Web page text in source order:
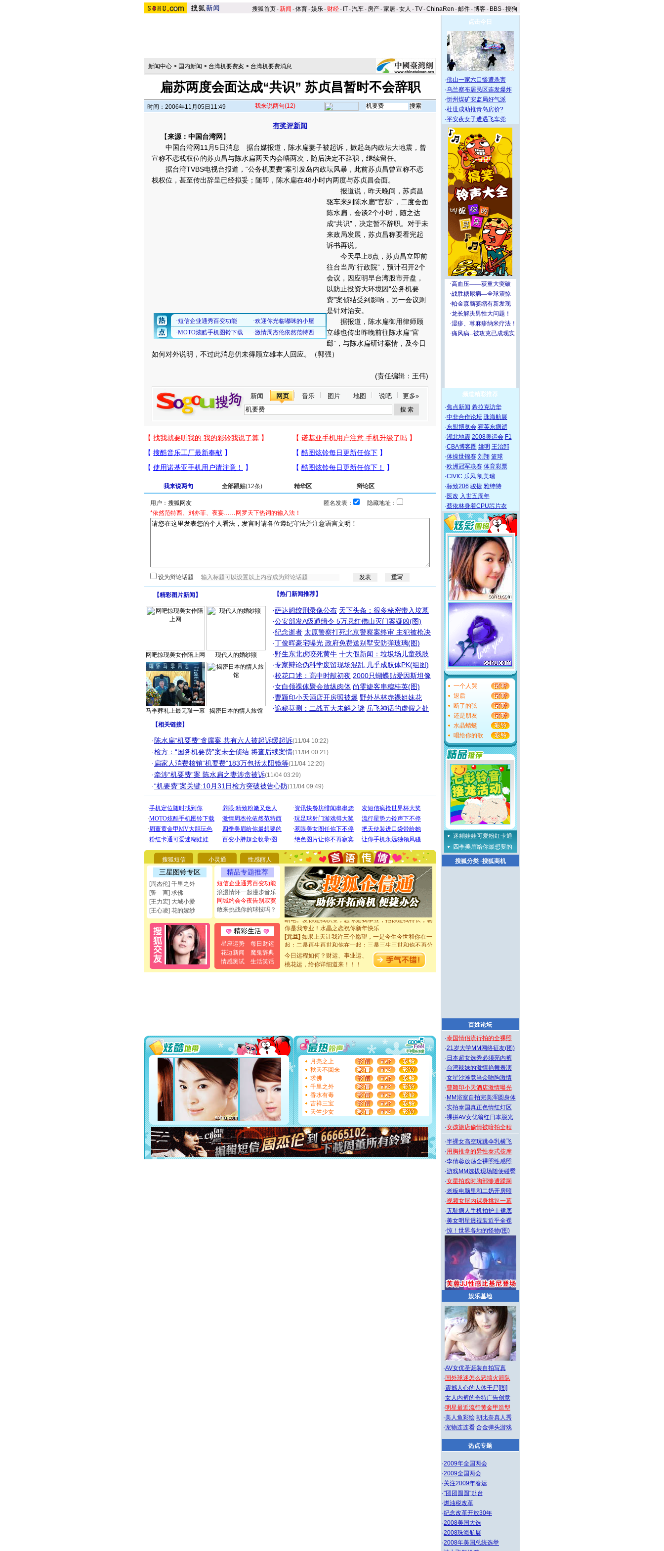
搜狐首页-新闻 -体育-娱乐- 财经- IT-汽车- 房产-家居-女人 -TV-ChinaRen -邮件-博客- BBS-搜狗
新闻中心 > 国内新闻 > 台湾机要费案 > 台湾机要费消息
扁苏两度会面达成“共识” 苏贞昌暂时不会辞职
时间：2006年11月05日11:49 我来说两句(12)
有奖评新闻
【来源：中国台湾网 】
中国台湾网11月5日消息 据台媒报道，陈水扁妻子被起诉，掀起岛内政坛大地震，曾
宣称不恋栈权位的苏贞昌与陈水扁两天内会晤两次，随后决定不辞职，继续留任。
据台湾TVBS电视台报道，“公务机要费”案引发岛内政坛风暴，此前苏贞昌曾宣称不恋
栈权位，甚至传出辞呈已经拟妥；随即，陈水扁在48小时内两度与苏贞昌会面。
报道说，昨天晚间，苏贞昌
驱车来到陈水扁“官邸“，二度会面
陈水扁，会谈2个小时，随之达
成“共识”，决定暂不辞职。对于未
来政局发展，苏贞昌称要看完起
诉书再说。
今天早上8点，苏贞昌立即前
往台当局“行政院”，预计召开2个
会议，因应明早台湾股市开盘，
以防止投资大环境因“公务机要
费”案侦结受到影响，另一会议则
是针对治安。
据报道，陈水扁御用律师顾
立雄也传出昨晚前往陈水扁“官
邸”，与陈水扁研讨案情，及今日
如何对外说明，不过此消息仍未得顾立雄本人回应。（郭强）
(责任编辑：王伟)
新闻 网页 音乐 图片 地图 说吧 更多»
我来说两句 全部跟贴(12条) 精华区 辩论区
用户： 匿名发表：
隐藏地址：
*依然范特西、刘亦菲、夜宴……网罗天下热词的输入法！
设为辩论话题
【精彩图片新闻 】
网吧惊现美女作陪上网 现代人的婚纱照
马季葬礼上最无耻一幕 揭密日本的情人旅馆
【热门新闻推荐】
·萨达姆绞刑录像公布 天下头条：很多秘密带入坟墓
·公安部发A级通缉令 5万悬红佛山灭门案疑凶(图)
·纪念逝者 太原警察打死北京警察案终审 主犯被枪决
·丁俊晖豪宅曝光 政府免费送别墅安防弹玻璃(图)
·野生东北虎咬死黄牛 十大假新闻：垃圾场儿童残肢
·专家辩论伪科学废留现场混乱 几乎成肢体PK(组图)
·校花口述：高中时献初夜 2000只蝴蝶贴爱因斯坦像
·女白领祼体聚会放纵肉体 尚雯婕客串穆桂英(图)
·曹颖印小天酒店开房照被爆 野外丛林赤裸姐妹花
·诡秘莫测：二战五大未解之谜 岳飞神话的虚假之处
【相关链接】
· 陈水扁“机要费”贪腐案 共有六人被起诉缓起诉(11/04 10:22)
·检方：“国务机要费”案未全侦结 将查后续案情(11/04 00:21)
· 扁家人消费核销“机要费”183万包括太阳镜等(11/04 12:20)
·牵涉“机要费”案 陈水扁之妻涉贪被诉(11/04 03:29)
·“机要费”案关键:10月31日检方突破被告心防(11/04 09:49)
搜狐短信 小灵通 性感丽人
三星图铃专区
[周杰伦] 千里之外
[誓 言] 求佛
[王力宏] 大城小爱
[王心凌] 花的嫁纱
精品专题推荐
短信企业通秀百变功能
浪漫情怀一起漫步音乐
同城约会今夜告别寂寞
敢来挑战你的球技吗？
精彩生活
星座运势
每日财运
花边新闻
魔鬼辞典
情感测试
生活笑话
[圣诞节]圣诞节到了，想想没什么送给你的，又不打算给
要平安！千万要知足！千万不要忘记我！
[圣诞节]不只这样的日子才会想起你,而是这样的日子才
能正大光明地骚扰你,告诉你,圣诞要快乐!新年要快乐!天天
都要快乐噢!
[圣诞节]奉上一颗祝福的心,在这个特别的日子里,愿幸福,
如意,快乐,鲜花,一切美好的祝愿与你同在.圣诞快乐!
[元旦]看到你我会触电；看不到你我要充电；没有你我会
断电。爱你是我职业，想你是我事业，抱你是我特长，吻
你是我专业！水晶之恋祝你新年快乐
[元旦]如果上天让我许三个愿望，一是今生今世和你在一
起；二是再生再世和你在一起；三是三生三世和你不再分
离。水晶之恋祝你新年快乐
[元旦]当我狠下心扭头离去那一刻，你在我身后无助地哭
泣，这痛楚让我明白我多么爱你。我转身抱住你：这猪不
卖了。水晶之恋祝你新年快乐。
你太多，只有给你五千万：千万快乐！千万要健康！千万
要平安！千万要知足！千万不要忘记我！
[圣诞节]
不只这样的日子才会想起你,而是这样的日子才
能正大光明地骚扰你,告诉你,圣诞要快乐!新年要快乐!天天
都要快乐噢!
[圣诞节]
奉上一颗祝福的心,在这个特别的日子里,愿幸福,
如意,快乐,鲜花,一切美好的祝愿与你同在.圣诞快乐!
[元旦]
看到你我会触电；看不到你我要充电；没有你我会
断电。爱你是我职业，想你是我事业，抱你是我特长，吻
你是我专业！水晶之恋祝你新年快乐
[元旦]如果上天让我许三个愿望，一是今生今世和你在一
起；二是再生再世和你在一起；三是三生三世和你不再分
离。水晶之恋祝你新年快乐
[元旦]当我狠下心扭头离去那一刻，你在我身后无助地哭
泣，这痛楚让我明白我多么爱你。我转身抱住你：这猪不
今日运程如何？财运、事业运、
桃花运，给你详细道来！！！
月亮之上
秋天不回来
求佛
千里之外
香水有毒
吉祥三宝
天竺少女
点击今日
·佛山一家六口惨遭杀害
·乌兰察布居民区连发爆炸
·忻州煤矿安监局好气派
·杜世成助推青岛房价?
·平安夜女子遭遇飞车党
频道精彩推荐
·焦点新闻 希拉克访华
·中非合作论坛 珠海航展
·东盟博览会 霍英东病逝
·湖北地震 2008奥运会 F1
·CBA博客圈 姚明 王治郅
·体操世锦赛 刘翔 篮球
·欧洲冠军联赛 体育彩票
·CIVIC 乐风 凯美瑞
·标致206 骏捷 雅绅特
· 医改 入世五周年
·蔡依林身着CPU芯片衣
一个人哭
退后
断了的弦
还是朋友
水晶蜻蜓
唱给你的歌
迷糊娃娃可爱粉红卡通
四季美眉给你最想要的
搜狐分类·搜狐商机
百姓论坛
·泰国情侣流行拍的全裸照
·21岁大学MM网络征友(图)
· 日本超女选秀必须亮内裤
·台湾辣妹的激情艳舞表演
·女星沙滩竟当众吻胸激情
·曹颖印小天酒店激情曝光
· MM浴室自拍完美浑圆身体
·实拍泰国真正色情红灯区
·裸拼AV女优翁红日本脱光
·女孩旅店偷情被暗拍全程
·半裸女高空玩跳伞乳横飞
·用胸推拿的异性泰式按摩
·李倩蓉放荡全裸照性感照
·游戏MM选拔现场随便碰臀
·女星拍戏时胸部惨遭蹂躏
·老板电脑里和二奶开房照
·视频女屋内裸身挑逗一幕
·无耻病人手机拍护士裙底
·美女明星透视装近乎全裸
·惊！世界各地的怪物(图)
娱乐基地
·AV女优圣诞装自拍写真
· 国外球迷怎么恶搞火箭队
·震撼人心的人体干尸[图]
·女人内裤的奇特广告创意
·明星最近流行黄金甲造型
·美人鱼彩绘 朝比奈真人秀
·宠物连连看 合金弹头游戏
热点专题
·2009年全国两会
·2009全国两会
·关注2009年春运
·"团团圆圆"赴台
·燃油税改革
·纪念改革开放30年
·2008美国大选
·2008珠海航展
·2008年美国总统选举